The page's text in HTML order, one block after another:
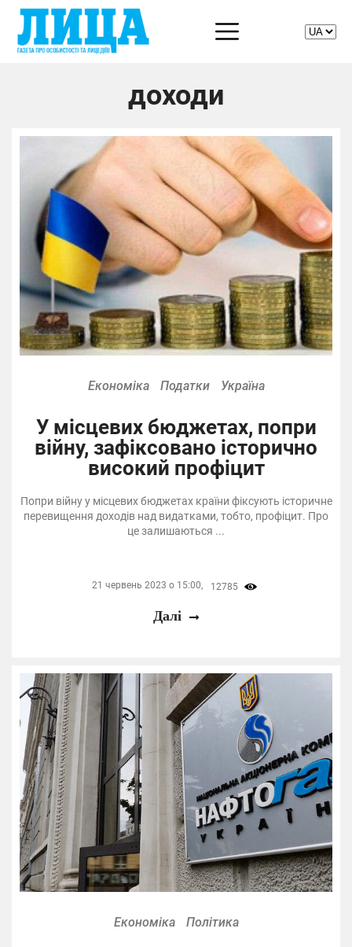
доходи
Економіка Податки Україна
У місцевих бюджетах, попри
війну, зафіксовано історично
високий профіцит
Попри війну у місцевих бюджетах країни фіксують історичне
перевищення доходів над видатками, тобто, профіцит. Про
це залишаються ...
21 червень 2023 о 15:00, 12785
Далі
Економіка Політика